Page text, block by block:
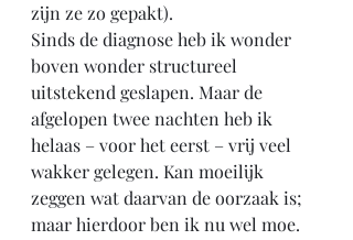
zijn ze zo gepakt).
Sinds de diagnose heb ik wonder
boven wonder structureel
uitstekend geslapen. Maar de
afgelopen twee nachten heb ik
helaas – voor het eerst – vrij veel
wakker gelegen. Kan moeilijk
zeggen wat daarvan de oorzaak is;
maar hierdoor ben ik nu wel moe.